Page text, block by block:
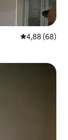
Évaluation
4,88 (68)